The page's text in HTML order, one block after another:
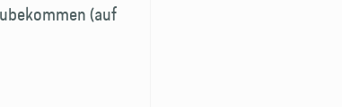
(auf